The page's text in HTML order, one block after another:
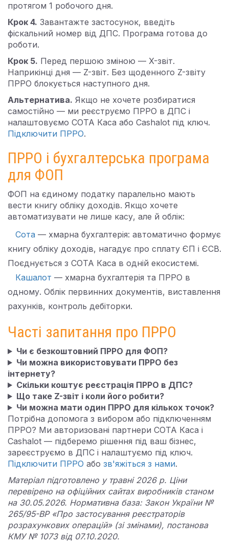
протягом 1 робочого дня.
Крок 4. Завантажте застосунок, введіть
фіскальний номер від ДПС. Програма готова до
роботи.
Крок 5. Перед першою зміною — X-звіт.
Наприкінці дня — Z-звіт. Без щоденного Z-звіту
ПРРО блокується наступного дня.
Альтернатива. Якщо не хочете розбиратися
самостійно — ми реєструємо ПРРО в ДПС і
налаштовуємо СОТА Каса або Cashalot під ключ.
Підключити ПРРО.
ПРРО і бухгалтерська програма
для ФОП
ФОП на єдиному податку паралельно мають
вести книгу обліку доходів. Якщо хочете
автоматизувати не лише касу, але й облік:
Сота — хмарна бухгалтерія: автоматично формує
книгу обліку доходів, нагадує про сплату ЄП і ЄСВ.
Поєднується з СОТА Каса в одній екосистемі.
Кашалот — хмарна бухгалтерія та ПРРО в
одному. Облік первинних документів, виставлення
рахунків, контроль дебіторки.
Часті запитання про ПРРО
Чи є безкоштовний ПРРО для ФОП?
Чи можна використовувати ПРРО без
інтернету?
Скільки коштує реєстрація ПРРО в ДПС?
Що таке Z-звіт і коли його робити?
Чи можна мати один ПРРО для кількох точок?
Потрібна допомога з вибором або підключенням
ПРРО? Ми авторизовані партнери СОТА Каса і
Cashalot — підберемо рішення під ваш бізнес,
зареєструємо в ДПС і налаштуємо під ключ.
Підключити ПРРО або зв'яжіться з нами.
Матеріал підготовлено у травні 2026 р. Ціни
перевірено на офіційних сайтах виробників станом
на 30.05.2026. Нормативна база: Закон України №
265/95-ВР «Про застосування реєстраторів
розрахункових операцій» (зі змінами), постанова
КМУ № 1073 від 07.10.2020.